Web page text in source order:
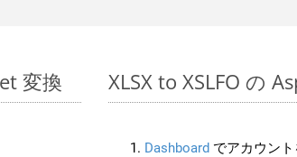
変換 XLSX to XSLFO の
Dashboard でアカウン